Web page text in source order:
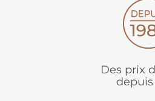
Des prix
depuis